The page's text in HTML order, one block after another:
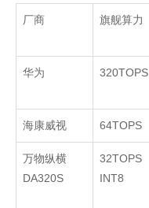
厂商 旗舰算力
华为 320TOPS
海康威视 64TOPS
万物纵横
DA320S
32TOPS
INT8